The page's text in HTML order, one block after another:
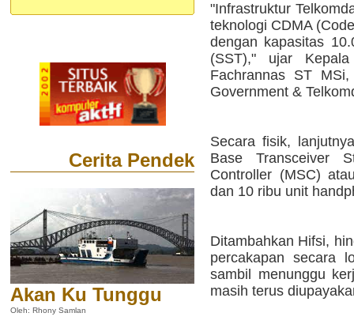
Cerita Pendek
Akan Ku Tunggu
Oleh: Rhony Samlan
"Infrastruktur
teknologi CDMA
dengan kapasitas
(SST)," ujar
Fachrannas ST
Government &
Secara fisik,
Base Transceiver
Controller (MSC)
dan 10 ribu unit
Ditambahkan Hifsi,
percakapan secara
sambil menunggu
masih terus